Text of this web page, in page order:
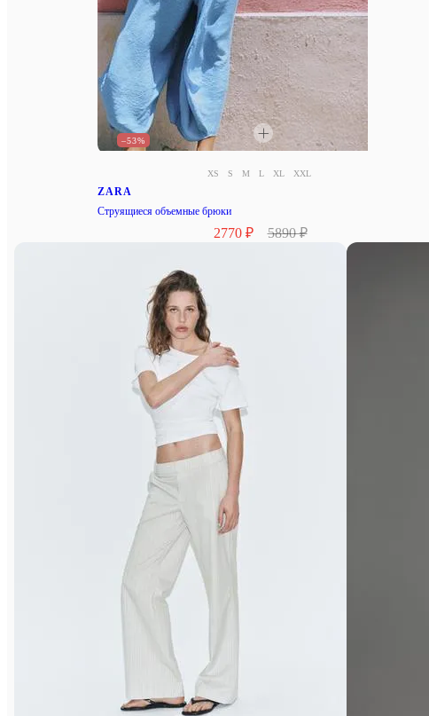
–53%
XS S M L XL XXL
ZARA
Струящиеся объемные брюки
2770 ₽ 5890 ₽